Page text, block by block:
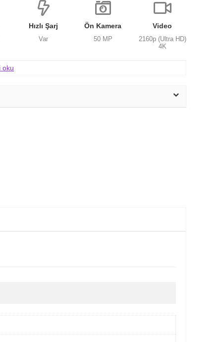
Hızlı Şarj
Var
Ön Kamera
50 MP
Video
2160p (Ultra HD)
4K
oku